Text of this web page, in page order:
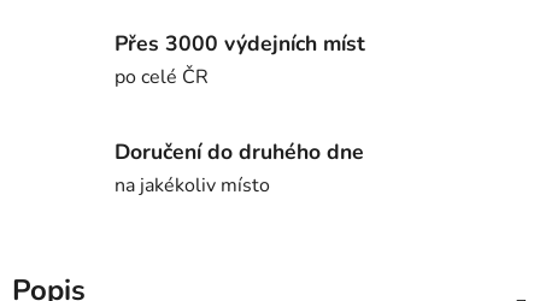
Přes 3000 výdejních míst
po celé ČR
Doručení do druhého dne
na jakékoliv místo
Popis